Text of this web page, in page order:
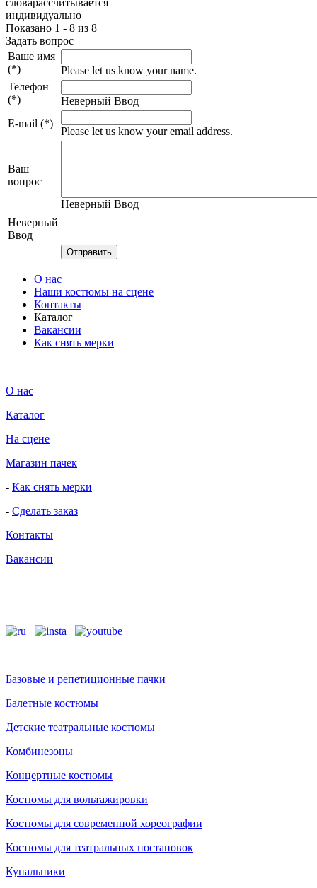
индивидуально
Показано 1 - 8 из 8
Задать вопрос
Ваше имя
(*)
Please let us know your name.
Телефон
(*)
Неверный Ввод
E-mail (*)
Please let us know your email address.
Ваш
вопрос
Неверный Ввод
Неверный
Ввод
О нас
Наши костюмы на сцене
Контакты
Каталог
Вакансии
Как снять мерки
О нас
Каталог
На сцене
Магазин пачек
- Как снять мерки
- Сделать заказ
Контакты
Вакансии
Базовые и репетиционные пачки
Балетные костюмы
Детские театральные костюмы
Комбинезоны
Концертные костюмы
Костюмы для вольтажировки
Костюмы для современной хореографии
Костюмы для театральных постановок
Купальники